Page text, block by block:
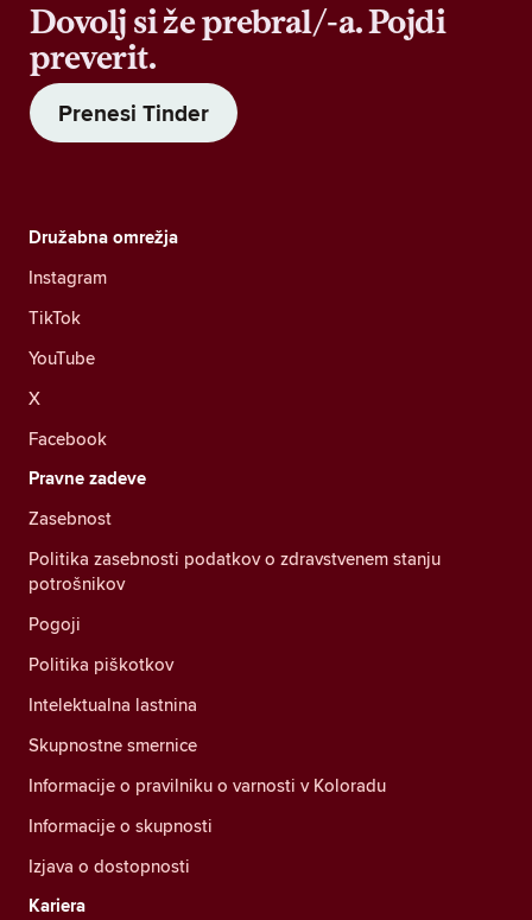
Dovolj si že prebral/-a. Pojdi
preverit.
Prenesi Tinder
Družabna omrežja
Instagram
TikTok
YouTube
X
Facebook
Pravne zadeve
Zasebnost
Politika zasebnosti podatkov o zdravstvenem stanju
potrošnikov
Pogoji
Politika piškotkov
Intelektualna lastnina
Skupnostne smernice
Informacije o pravilniku o varnosti v Koloradu
Informacije o skupnosti
Izjava o dostopnosti
Kariera